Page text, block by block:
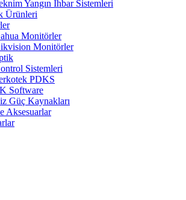
Yangın İhbar Sistemleri
Ürünleri
Monitörler
Monitörler
Sistemleri
PDKS
Software
Güç Kaynakları
Aksesuarlar